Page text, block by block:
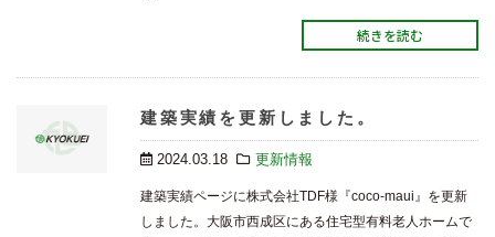
続きを読む
建築実績を更新しました。
2024.03.18 更新情報
建築実績ページに株式会社TDF様『coco-maui』を更新
しました。大阪市西成区にある住宅型有料老人ホームで